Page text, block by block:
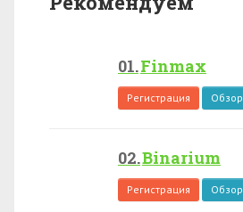
Finmax
Регистрация Обзор
Binarium
Регистрация Обзор